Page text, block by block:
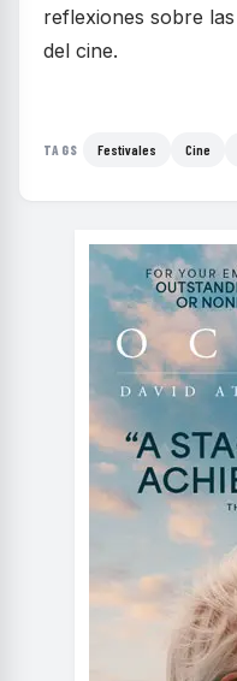
reflexiones sobre
del cine.
TAGS Festivales Cine